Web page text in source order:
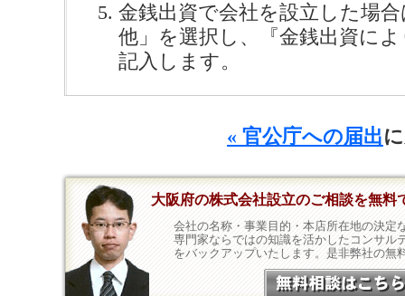
金銭出資で会社を設立した場
他」を選択し、『金銭出資に
記入します。
« 官公庁への届出
大阪府の株式会社設立のご相談を無料
会社の名称・事業目的・本店所在地の決定
専門家ならではの知識を活かしたコンサル
をバックアップいたします。是非弊社の無